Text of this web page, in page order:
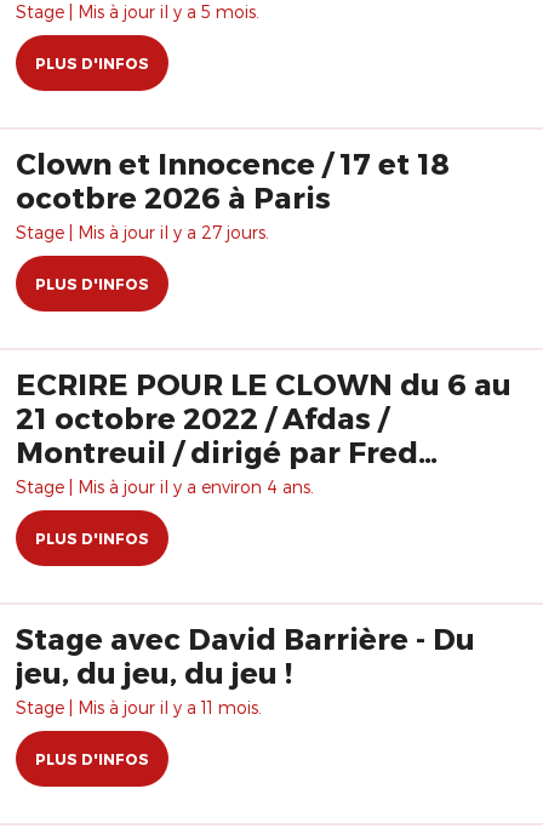
Stage | Mis à jour il y a 5 mois.
PLUS D'INFOS
Clown et Innocence / 17 et 18
ocotbre 2026 à Paris
Stage | Mis à jour il y a 27 jours.
PLUS D'INFOS
ECRIRE POUR LE CLOWN du 6 au
21 octobre 2022 / Afdas /
Montreuil / dirigé par Fred
Robbe
Stage | Mis à jour il y a environ 4 ans.
PLUS D'INFOS
Stage avec David Barrière - Du
jeu, du jeu, du jeu !
Stage | Mis à jour il y a 11 mois.
PLUS D'INFOS